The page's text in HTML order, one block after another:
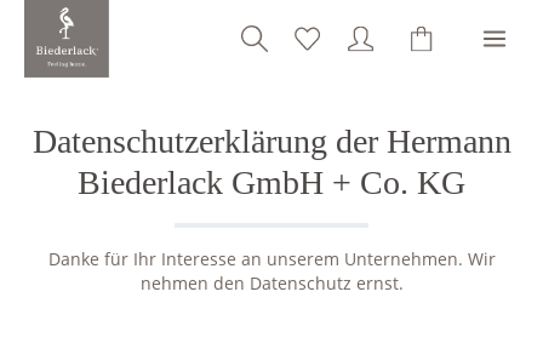
springen
Datenschutzerklärung der Hermann
Biederlack GmbH + Co. KG
Danke für Ihr Interesse an unserem Unternehmen. Wir
nehmen den Datenschutz ernst.